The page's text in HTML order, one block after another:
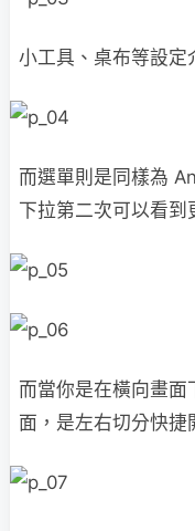
小工具、桌布等設定
而選單則是同樣為
下拉第二次可以看到
而當你是在橫向畫
面，是左右切分快捷